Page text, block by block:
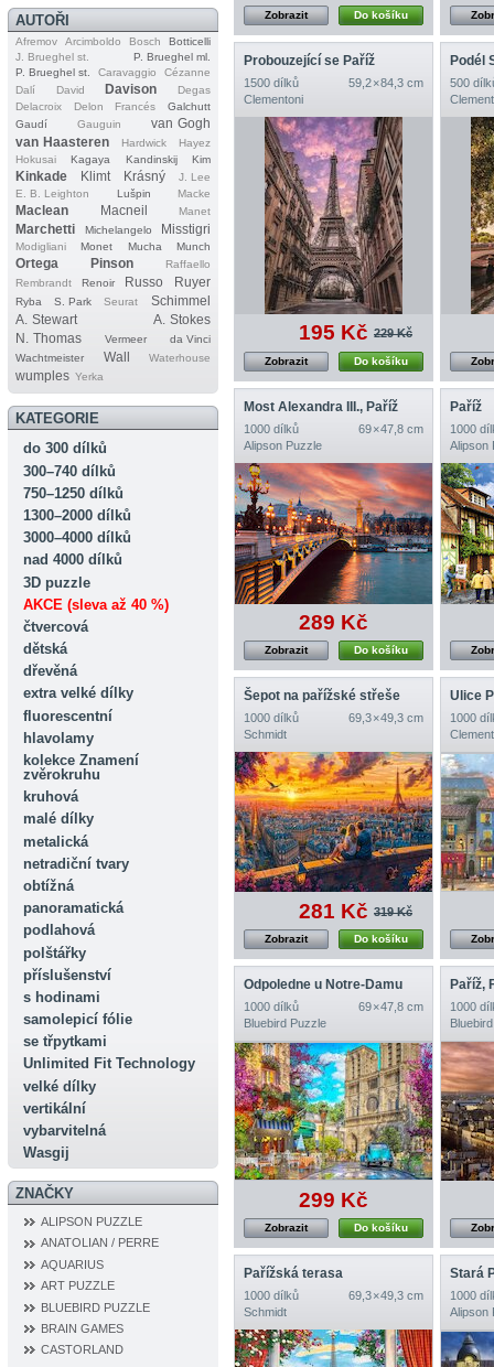
AUTOŘI
Afremov Arcimboldo Bosch
Botticelli
J. Brueghel st.
P. Brueghel ml.
P. Brueghel st.
Caravaggio
Cézanne
Dalí
David Davison
Degas
Delacroix
Delon Francés
Galchutt
Gaudí
Gauguin
van Gogh
van Haasteren
Hardwick
Hayez
Hokusai
Kagaya Kandinskij Kim
Kinkade Klimt Krásný
J. Lee
E. B. Leighton
Lušpin Macke
Maclean Macneil Manet
Marchetti Michelangelo Misstigri
Modigliani Monet Mucha Munch
Ortega Pinson
Raffaello
Rembrandt
Renoir Russo Ruyer
Ryba S. Park Seurat
Schimmel
A. Stewart
A. Stokes
N. Thomas
Vermeer
da Vinci
Wachtmeister
Wall Waterhouse
wumples Yerka
KATEGORIE
do 300 dílků
300–740 dílků
750–1250 dílků
1300–2000 dílků
3000–4000 dílků
nad 4000 dílků
3D puzzle
AKCE (sleva až 40 %)
čtvercová
dětská
dřevěná
extra velké dílky
fluorescentní
hlavolamy
kolekce Znamení
zvěrokruhu
kruhová
malé dílky
metalická
netradiční tvary
obtížná
panoramatická
podlahová
polštářky
příslušenství
s hodinami
samolepicí fólie
se třpytkami
Unlimited Fit Technology
velké dílky
vertikální
vybarvitelná
Wasgij
ZNAČKY
ALIPSON PUZZLE
ANATOLIAN / PERRE
AQUARIUS
ART PUZZLE
BLUEBIRD PUZZLE
BRAIN GAMES
CASTORLAND
Do košíku
Zobrazit
Probouzející se Paříž
1500 dílků
59,2 × 84,3 cm
Clementoni
195 Kč 229 Kč
Do košíku
Zobrazit
Podél
500
Most Alexandra III., Paříž
1000 dílků
69 × 47,8 cm
Alipson Puzzle
289 Kč
Do košíku
Zobrazit
Paříž
1000
Alipson
Šepot na pařížské střeše
1000 dílků
69,3 × 49,3 cm
Schmidt
281 Kč 319 Kč
Do košíku
Zobrazit
Ulice
1000
Odpoledne u Notre‐Damu
1000 dílků
69 × 47,8 cm
Bluebird Puzzle
299 Kč
Do košíku
Zobrazit
Paříž,
1000
Pařížská terasa
1000 dílků
69,3 × 49,3 cm
Schmidt
Stará
1000
Alipson